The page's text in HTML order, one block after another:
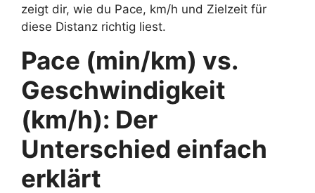
zeigt dir, wie du Pace, km/h und Zielzeit für
diese Distanz richtig liest.
Pace (min/km) vs.
Geschwindigkeit
(km/h): Der
Unterschied einfach
erklärt